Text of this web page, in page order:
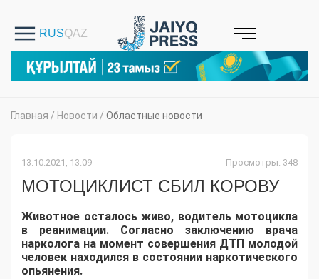
Главная / Новости / Областные новости
13.10.2021, 13:09 Просмотры: 348
МОТОЦИКЛИСТ СБИЛ КОРОВУ
Животное осталось живо, водитель мотоцикла
в реанимации. Согласно заключению врача
нарколога на момент совершения ДТП молодой
человек находился в состоянии наркотического
опьянения.